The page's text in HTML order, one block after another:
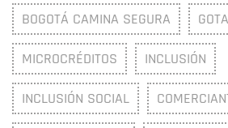
BOGOTÁ CAMINA SEGURA
MICROCRÉDITOS INCLUSIÓN
INCLUSIÓN SOCIAL